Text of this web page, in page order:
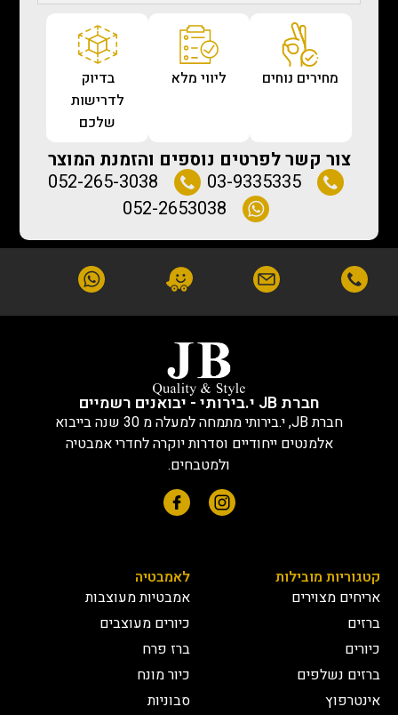
מחירים נוחים ליווי מלא
בדיוק
לדרישות
שלכם
צור קשר לפרטים נוספים והזמנת המוצר
03-9335335
052-265-3038
052-2653038
חברת JB י.בירותי - יבואנים רשמיים
חברת JB, י.בירותי מתמחה למעלה מ 30 שנה בייבוא
אלמנטים ייחודיים וסדרות יוקרה לחדרי אמבטיה
ולמטבחים.
קטגוריות מובילות
אריחים מצוירים
ברזים
כיורים
ברזים נשלפים
אינטרפוץ
לאמבטיה
אמבטיות מעוצבות
כיורים מעוצבים
ברז פרח
כיור מונח
סבוניות